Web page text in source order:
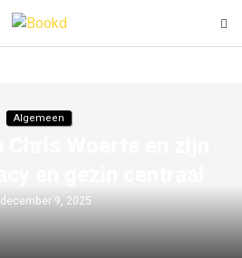
Algemeen
december 9, 2025